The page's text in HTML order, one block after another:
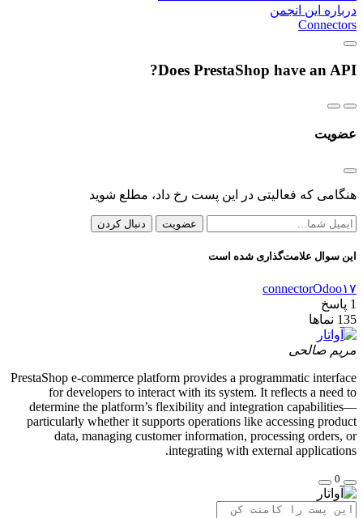
درباره این انجمن
Connectors
Does PrestaShop have an API?
عضویت
هنگامی که فعالیتی در این پست رخ داد، مطلع شوید
عضویت دنبال کردن
این سوال علامت‌گذاری شده است
connectorOdoo۱۷
1 پاسخ
135 نماها
مریم صالحی
PrestaShop e-commerce platform provides a programmatic interface
for developers to interact with its system. It reflects a need to
determine the platform’s flexibility and integration capabilities—
particularly whether it supports operations like accessing product
data, managing customer information, processing orders, or
integrating with external applications.
0